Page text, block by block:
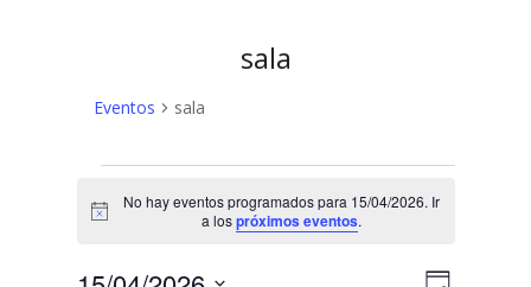
sala
Eventos sala
en
15/04/2026
Aviso
No hay eventos programados para 15/04/2026. Ir
a lospróximos eventos.
N